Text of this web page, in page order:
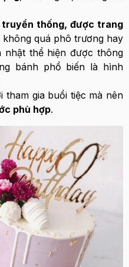
truyền thống, được trang
quá phô trương hay
nhật thể hiện được thông
bánh phổ biến là hình
tham gia buổi tiệc mà nên
phù hợp.